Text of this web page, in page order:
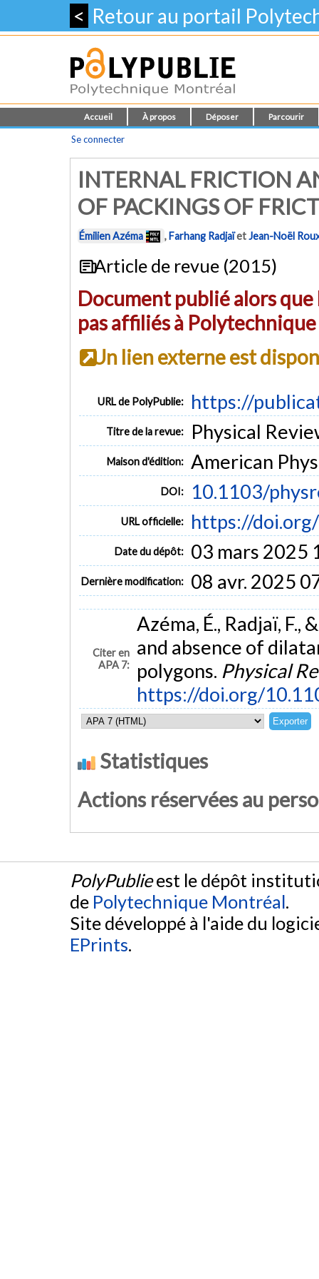
< Retour au portail
Accueil À propos Déposer Parcourir
Se connecter
INTERNAL FRICTION
OF PACKINGS OF
Émilien Azéma ,Farhang RadjaïetJean-Noël
Article de revue (2015)
Document publié alors
pas affiliés à
Un lien externe est
URL de PolyPublie: https://
Titre de la revue: Physical
Maison d'édition: American
DOI: 10.1103/
URL officielle: https://
Date du dépôt: 03 mars 2025
Dernière modification: 08 avr. 2025
Citer en
APA 7:
Azéma, É., Radjaï,
and absence of
polygons. Physical
https://doi.org/
Statistiques
Actions réservées au
PolyPublieest le dépôt
de Polytechnique Montréal.
Site développé à l'aide du
EPrints.